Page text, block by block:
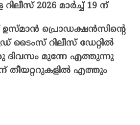
2026 മാർച്ച് 19 ന്
പ്രൊഡക്ഷൻസിന്റെ
ടൈംസ് റിലീസ് ഡേറ്റിൽ
ദിവസം മുന്നേ എത്തുന്നു
തീയറ്ററുകളിൽ എത്തും